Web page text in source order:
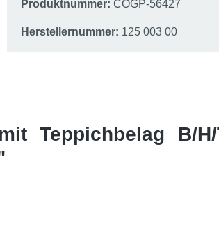
Produktnummer: COGP-56427
Herstellernummer: 125 003 00
Teppichbelag B/